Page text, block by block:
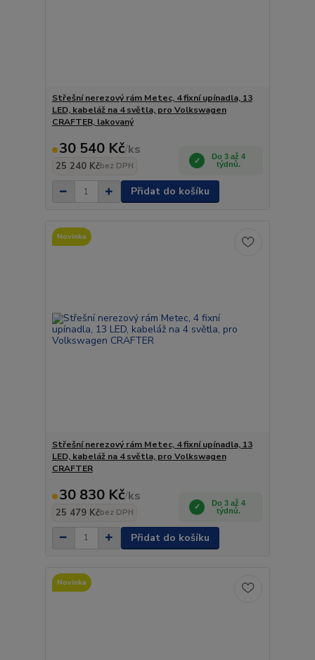
Střešní nerezový rám Metec, 4 fixní upínadla, 13
LED, kabeláž na 4 světla, pro Volkswagen
CRAFTER, lakovaný
30 540 Kč/ks
25 240 Kčbez DPH
Do 3 až 4
týdnů.
Přidat do košíku
Novinka
Střešní nerezový rám Metec, 4 fixní upínadla, 13
LED, kabeláž na 4 světla, pro Volkswagen
CRAFTER
30 830 Kč/ks
25 479 Kčbez DPH
Do 3 až 4
týdnů.
Přidat do košíku
Novinka